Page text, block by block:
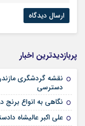
پربازدیدترین اخبار
دسترسی
نگاهی به انواع
علی‌ اکبر عالیشاه